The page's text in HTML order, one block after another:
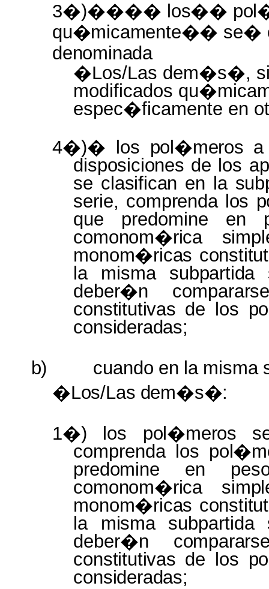
3�)���� los��
qu�micamente�� se�
denominada
�Los/Las dem�s�,
modificados
espec�ficamente en
4�)� los pol�meros
disposiciones de los
se clasifican en la
serie, comprenda los
que predomine
comonom�rica
monom�ricas
la misma subpartida
deber�n
constitutivas de los
consideradas;
b)
cuando en la misma
�Los/Las dem�s�:
1�) los pol�meros
comprenda los
predomine en
comonom�rica
monom�ricas
la misma
deber�n
constitutivas de los
consideradas;